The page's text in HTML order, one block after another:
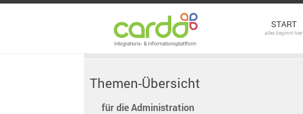
START
alles beginnt hier
Themen-Übersicht
für die Administration